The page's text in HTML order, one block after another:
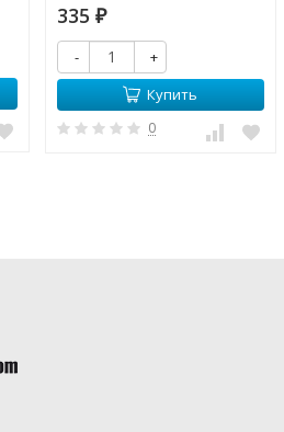
335 ₽
-
+
Купить
0